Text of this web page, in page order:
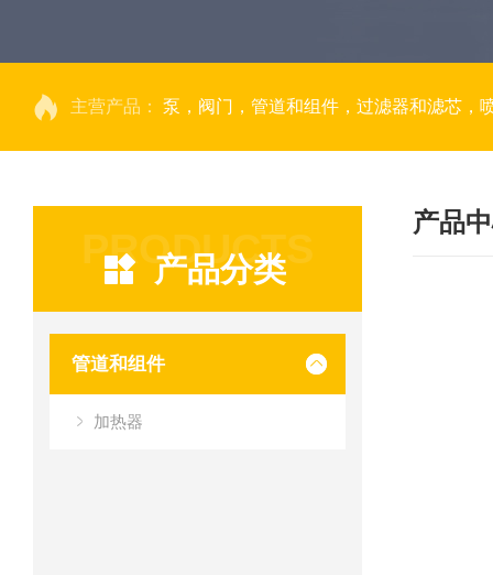
主营产品： 泵，阀门，管道和组件，过滤器和滤芯，
PRODUCTS
产品分类
管道和组件
加热器
产品